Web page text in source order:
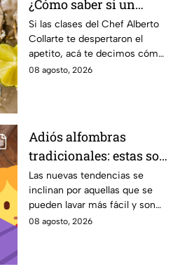
¿Cómo saber si un
ostión está fresco y es
seguro consumirlo?
Si las clases del Chef Alberto
Collarte te despertaron el
apetito, acá te decimos cómo
elegir los ostiones ideales para
08 agosto, 2026
Adiós alfombras
tradicionales: estas son
las alternativas
modernas para colocar
en tu piso
Las nuevas tendencias se
inclinan por aquellas que se
pueden lavar más fácil y son
menos pesadas.
08 agosto, 2026